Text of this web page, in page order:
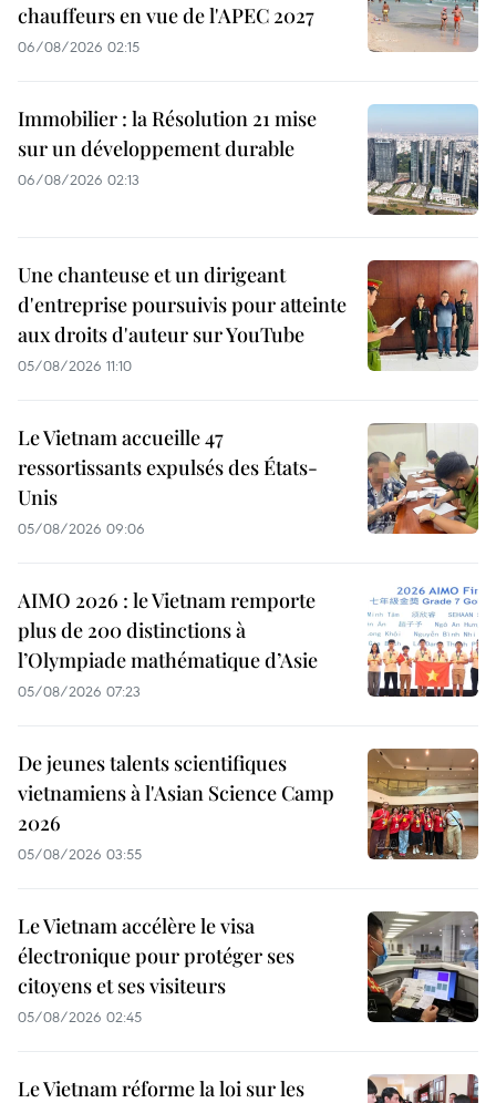
chauffeurs en vue de l'APEC 2027
06/08/2026 02:15
Immobilier : la Résolution 21 mise
sur un développement durable
06/08/2026 02:13
Une chanteuse et un dirigeant
d'entreprise poursuivis pour atteinte
aux droits d'auteur sur YouTube
05/08/2026 11:10
Le Vietnam accueille 47
ressortissants expulsés des États-
Unis
05/08/2026 09:06
AIMO 2026 : le Vietnam remporte
plus de 200 distinctions à
l’Olympiade mathématique d’Asie
05/08/2026 07:23
De jeunes talents scientifiques
vietnamiens à l'Asian Science Camp
2026
05/08/2026 03:55
Le Vietnam accélère le visa
électronique pour protéger ses
citoyens et ses visiteurs
05/08/2026 02:45
Le Vietnam réforme la loi sur les